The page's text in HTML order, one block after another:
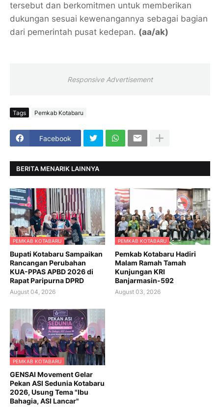
tersebut dan berkomitmen untuk memberikan
dukungan sesuai kewenangannya sebagai bagian
dari pemerintah pusat kedepan. (aa/ak)
Responsive Advertisement
Tags Pemkab Kotabaru
Facebook
BERITA MENARIK LAINNYA
PEMKAB KOTABARU
Bupati Kotabaru Sampaikan
Rancangan Perubahan
KUA-PPAS APBD 2026 di
Rapat Paripurna DPRD
August 04, 2026
PEMKAB KOTABARU
Pemkab Kotabaru Hadiri
Malam Ramah Tamah
Kunjungan KRI
Banjarmasin-592
August 03, 2026
PEMKAB KOTABARU
GENSAI Movement Gelar
Pekan ASI Sedunia Kotabaru
2026, Usung Tema "Ibu
Bahagia, ASI Lancar"